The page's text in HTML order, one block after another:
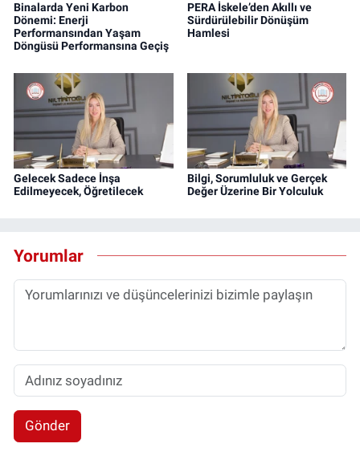
Binalarda Yeni Karbon
Dönemi: Enerji
Performansından Yaşam
Döngüsü Performansına Geçiş
PERA İskele’den Akıllı ve
Sürdürülebilir Dönüşüm
Hamlesi
Gelecek Sadece İnşa
Edilmeyecek, Öğretilecek
Bilgi, Sorumluluk ve Gerçek
Değer Üzerine Bir Yolculuk
Yorumlar
Gönder